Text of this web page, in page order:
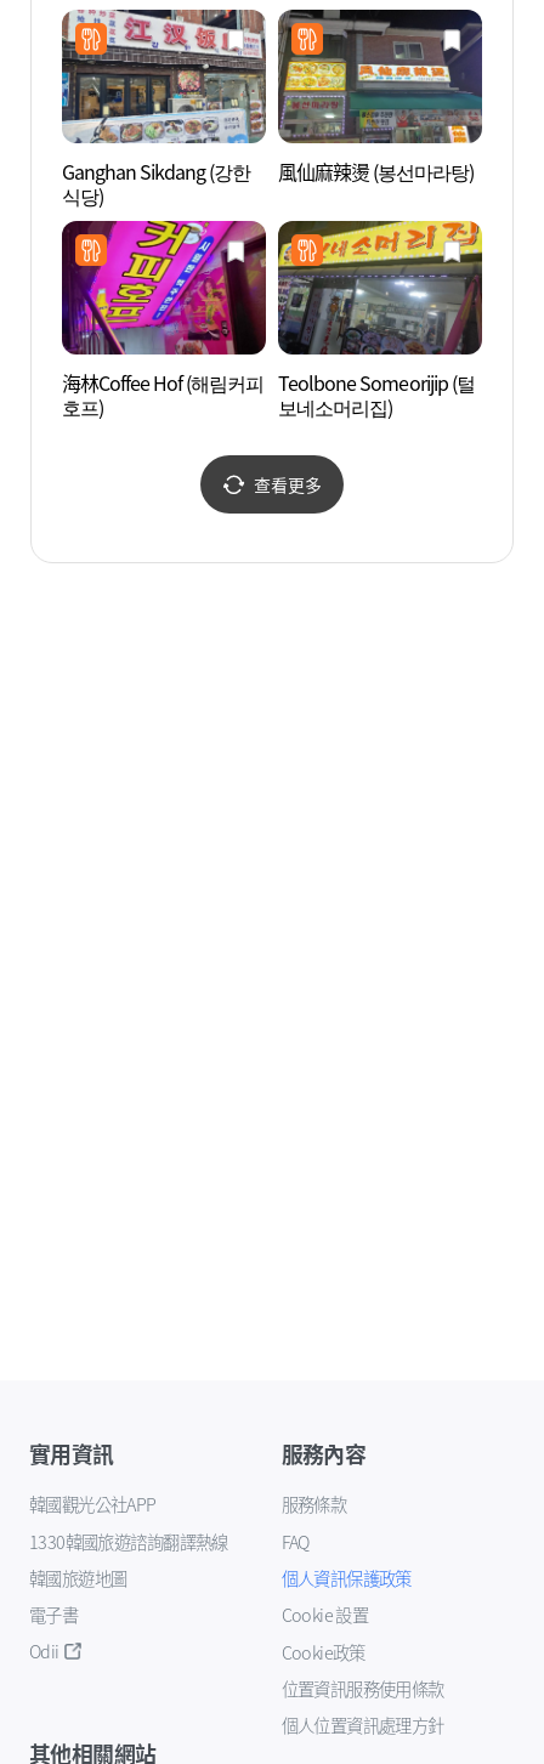
Ganghan Sikdang (강한
식당)
風仙麻辣燙 (봉선마라탕)
海林Coffee Hof (해림커피
호프)
Teolbone Someorijip (털
보네소머리집)
查看更多
實用資訊
韓國觀光公社APP
1330韓國旅遊諮詢翻譯熱線
韓國旅遊地圖
電子書
Odii
服務內容
服務條款
FAQ
個人資訊保護政策
Cookie 設置
Cookie政策
位置資訊服務使用條款
個人位置資訊處理方針
其他相關網站